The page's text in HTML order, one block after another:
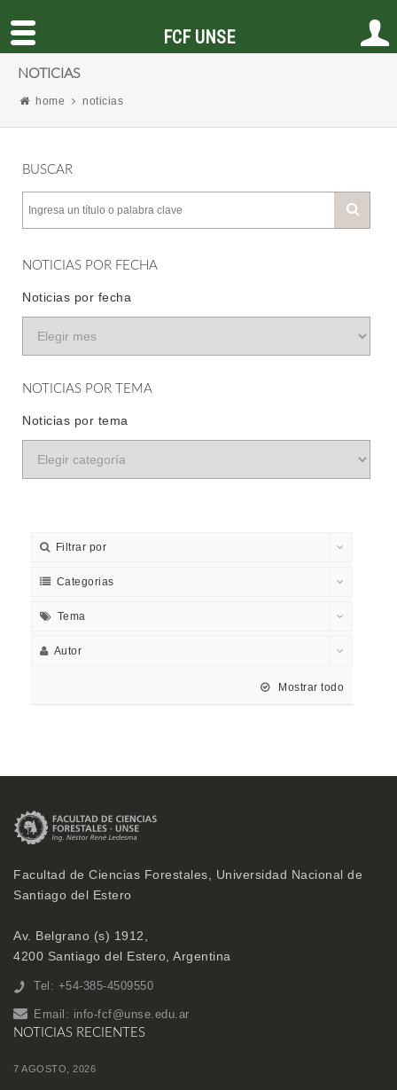
NOTICIAS
home noticias
BUSCAR
NOTICIAS POR FECHA
Noticias por fecha
NOTICIAS POR TEMA
Noticias por tema
Filtrar por
Categorias
Tema
Autor
Mostrar todo
Facultad de Ciencias Forestales, Universidad Nacional de
Santiago del Estero
Av. Belgrano (s) 1912,
4200 Santiago del Estero, Argentina
Tel: +54-385-4509550
Email: info-fcf@unse.edu.ar
NOTICIAS RECIENTES
7 AGOSTO, 2026
FCF UNSE